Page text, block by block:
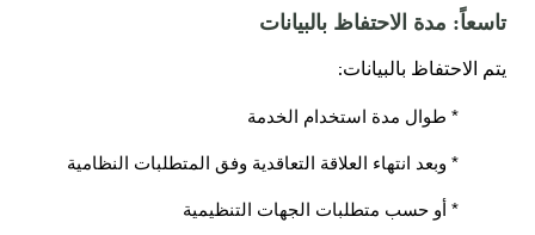
تاسعاً: مدة الاحتفاظ بالبيانات
يتم الاحتفاظ بالبيانات:
* طوال مدة استخدام الخدمة
* وبعد انتهاء العلاقة التعاقدية وفق المتطلبات النظامية
* أو حسب متطلبات الجهات التنظيمية